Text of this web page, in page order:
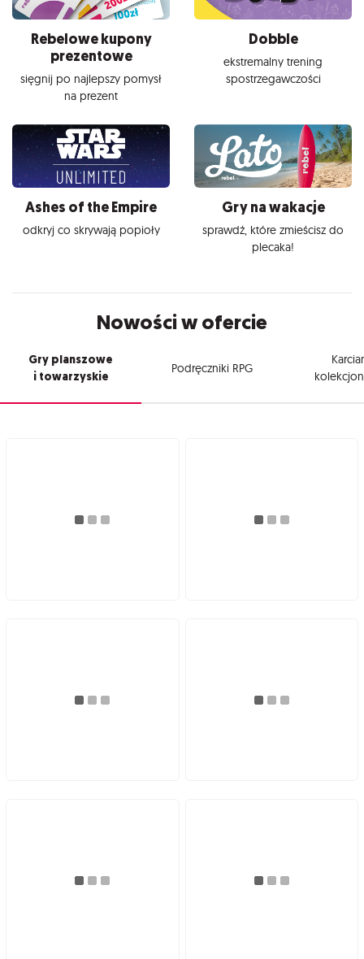
Rebelowe kupony
prezentowe
sięgnij po najlepszy pomysł
na prezent
Dobble
ekstremalny trening
spostrzegawczości
Ashes of the Empire
odkryj co skrywają popioły
Gry na wakacje
sprawdź, które zmieścisz do
plecaka!
Nowości w ofercie
Gry planszowe
i towarzyskie
Podręczniki RPG